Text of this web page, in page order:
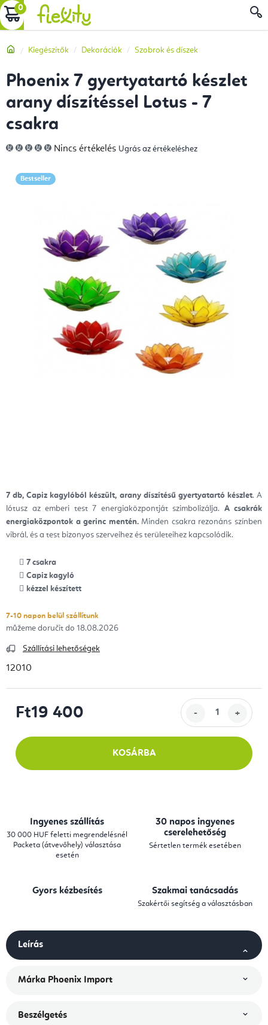
Ugrás
a
tartalomhoz
KOSÁR
Kezdőlap
Kiegészítők Dekorációk Szobrok és díszek
7 db, Capiz kagylóból készült, arany díszítésű gyertyatartó készlet. A
lótusz az emberi test 7 energiaközpontját szimbolizálja. A csakrák
energiaközpontok a gerinc mentén.Minden csakra rezonáns színben
vibrál, és a test bizonyos szerveihez és területeihez kapcsolódik.
7 csakra
Capiz kagyló
kézzel készített
7-10 napon belül szállítunk
18.08.2026
Szállítási lehetőségek
12010
Ft19 400
KOSÁRBA
Phoenix 7 gyertyatartó készlet
arany díszítéssel Lotus - 7
csakra
A
termék
5-
ből
Nincs értékelés Ugrás az értékeléshez
Bestseller
Ingyenes szállítás
30 000 HUF feletti megrendelésnél
Packeta (átvevőhely) választása
esetén
30 napos ingyenes
cserelehetőség
Sértetlen termék esetében
Gyors kézbesítés Szakmai tanácsadás
Szakértői segítség a választásban
Leírás
Márka Phoenix Import
Beszélgetés